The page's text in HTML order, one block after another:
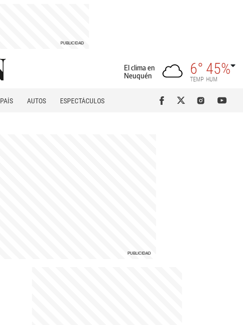
El clima en
Neuquén
6°
TEMP
45%
HUM
PAÍS AUTOS
ESPECTÁCULOS